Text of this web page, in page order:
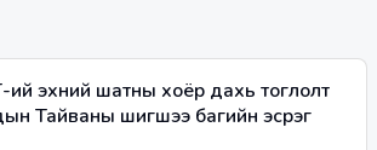
ий эхний шатны хоёр дахь тоглолт
Тайваны шигшээ багийн эсрэг